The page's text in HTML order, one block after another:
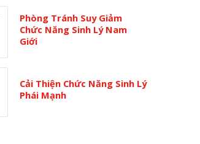
Phòng Tránh Suy Giảm
Chức Năng Sinh Lý Nam
Giới
Cải Thiện Chức Năng Sinh Lý
Phái Mạnh